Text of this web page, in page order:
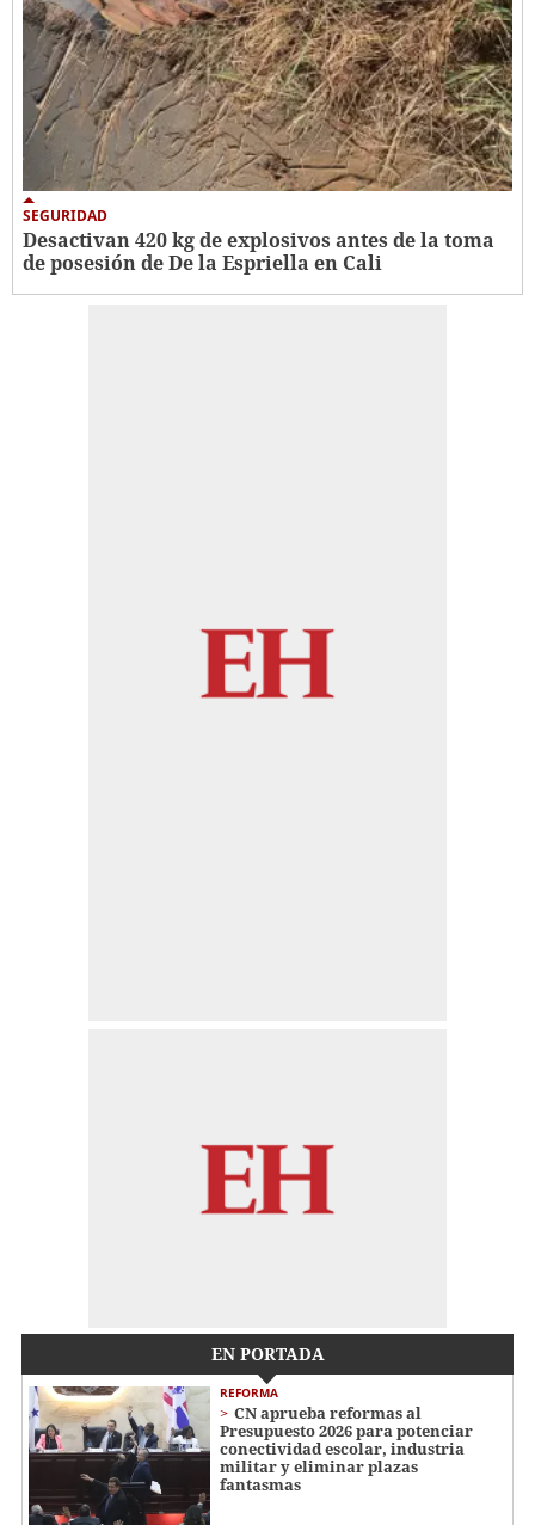
SEGURIDAD
Desactivan 420 kg de explosivos antes de la toma
de posesión de De la Espriella en Cali
EN PORTADA
REFORMA
CN aprueba reformas al
Presupuesto 2026 para potenciar
conectividad escolar, industria
militar y eliminar plazas
fantasmas